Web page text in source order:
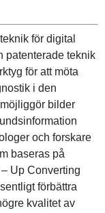
för digital
patenterade teknik
för att möta
i den
bilder
och forskare
baseras på
Up Converting
förbättra
kvalitet av